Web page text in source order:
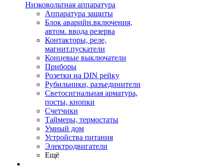
Низковольтная аппаратура
Аппаратура защиты
Блок аварийн.включения,
автом. ввода резерва
Контакторы, реле,
магнит.пускатели
Концевые выключатели
Приборы
Розетки на DIN рейку
Рубильники, разъединители
Светосигнальная арматура,
посты, кнопки
Счетчики
Таймеры, термостаты
Умный дом
Устройства питания
Электродвигатели
Ещё